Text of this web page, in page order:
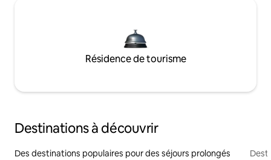
Résidence de tourisme
Destinations à découvrir
Des destinations populaires pour des séjours prolongés